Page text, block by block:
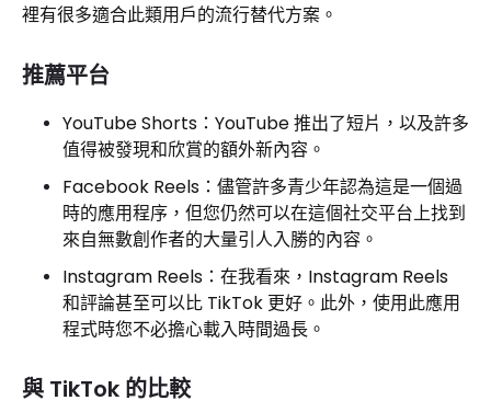
裡有很多適合此類用戶的流行替代方案。
推薦平台
YouTube Shorts：YouTube 推出了短片，以及許多
值得被發現和欣賞的額外新內容。
Facebook Reels：儘管許多青少年認為這是一個過
時的應用程序，但您仍然可以在這個社交平台上找到
來自無數創作者的大量引人入勝的內容。
Instagram Reels：在我看來，Instagram Reels
和評論甚至可以比 TikTok 更好。此外，使用此應用
程式時您不必擔心載入時間過長。
與 TikTok 的比較